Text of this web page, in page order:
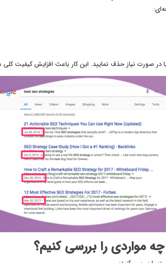
یا در صورت نیاز حذف نمایید. این کار باعث افزایش کیفیت
مواردی را بررسی کنیم؟